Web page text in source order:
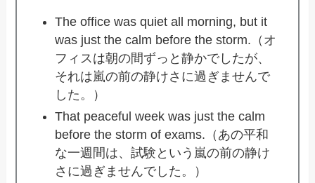
The office was quiet all morning, but it
was just the calm before the storm.（オ
フィスは朝の間ずっと静かでしたが、
それは嵐の前の静けさに過ぎませんで
した。）
That peaceful week was just the calm
before the storm of exams.（あの平和
な一週間は、試験という嵐の前の静け
さに過ぎませんでした。）